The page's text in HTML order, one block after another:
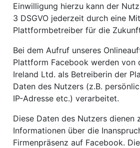
Einwilligung hierzu kann der
3 DSGVO jederzeit durch eine
Plattformbetreiber für die
Bei dem Aufruf unseres
Plattform Facebook werden von
Ireland Ltd. als Betreiberin der
Daten des Nutzers (z.B.
IP-Adresse etc.) verarbeitet.
Diese Daten des Nutzers dienen
Informationen über die
Firmenpräsenz auf Facebook.